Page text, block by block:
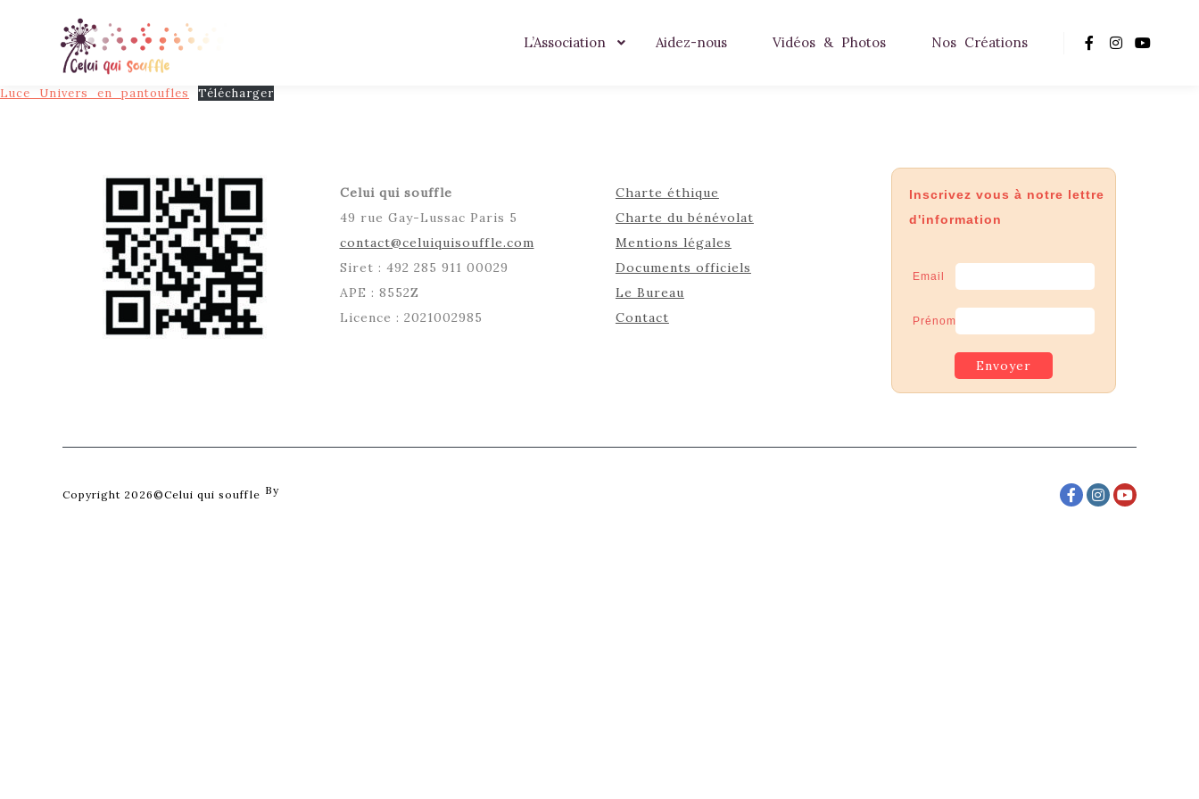
L’Association Aidez-nous Vidéos & Photos Nos Créations
Luce_Univers_en_pantoufles Télécharger
Celui qui souffle
49 rue Gay-Lussac Paris 5
contact@celuiquisouffle.com
Siret : 492 285 911 00029
APE : 8552Z
Licence : 2021002985
Charte éthique
Charte du bénévolat
Mentions légales
Documents officiels
Le Bureau
Contact
Inscrivez vous à notre lettre
d'information
Email
Prénom
Copyright 2026©Celui qui souffle By